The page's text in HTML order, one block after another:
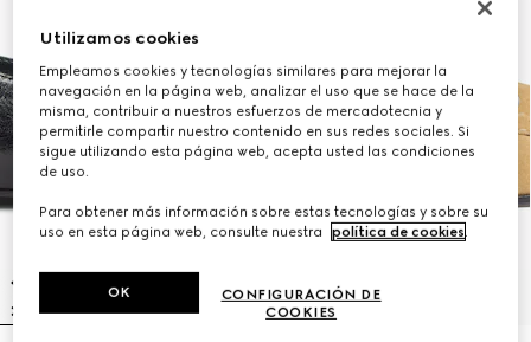
Utilizamos cookies
Empleamos cookies y tecnologías similares para mejorar la
navegación en la página web, analizar el uso que se hace de la
misma, contribuir a nuestros esfuerzos de mercadotecnia y
permitirle compartir nuestro contenido en sus redes sociales. Si
sigue utilizando esta página web, acepta usted las condiciones
de uso.
Para obtener más información sobre estas tecnologías y sobre su
uso en esta página web, consulte nuestra
política de cookies.
CONFIGURACIÓN DE
COOKIES
OK